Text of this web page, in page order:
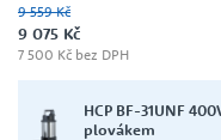
9 559 Kč
9 075 Kč
7 500 Kč bez DPH
HCP BF-31UNF
plovákem